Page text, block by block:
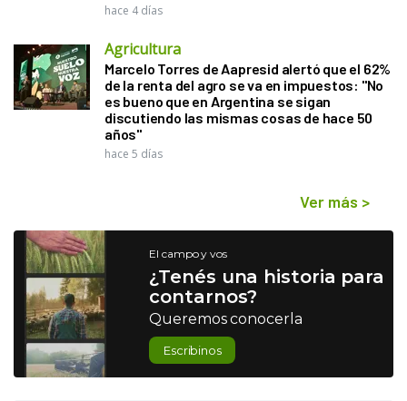
hace 4 días
Agricultura
Marcelo Torres de Aapresid alertó que el 62%
de la renta del agro se va en impuestos: "No
es bueno que en Argentina se sigan
discutiendo las mismas cosas de hace 50
años"
hace 5 días
Ver más >
El campo y vos
¿Tenés una historia para
contarnos?
Queremos conocerla
Escribinos